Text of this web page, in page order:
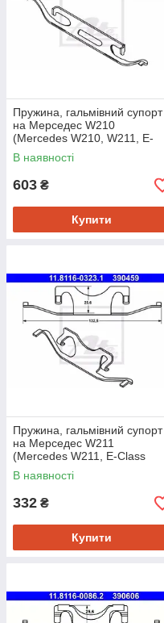
Пружина, гальмівний супорт
на Мерседес W210
(Mercedes W210, W211, E-
Class W124, W210, W211,
W212, S-Class
В наявності
603 ₴
Купити
Пружина, гальмівний супорт
на Мерседес W211
(Mercedes W211, E-Class
W124, W210, W211, W212, G-
Class
В наявності
332 ₴
Купити